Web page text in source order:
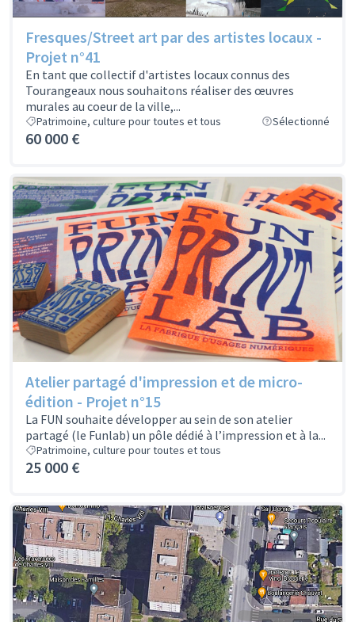
Fresques/Street art par des artistes locaux -
Projet n°41
En tant que collectif d'artistes locaux connus des
Tourangeaux nous souhaitons réaliser des œuvres
murales au coeur de la ville,...
Patrimoine, culture pour toutes et tous Sélectionné
60 000 €
Atelier partagé d'impression et de micro-
édition - Projet n°15
La FUN souhaite développer au sein de son atelier
partagé (le Funlab) un pôle dédié à l’impression et à la...
Patrimoine, culture pour toutes et tous
25 000 €